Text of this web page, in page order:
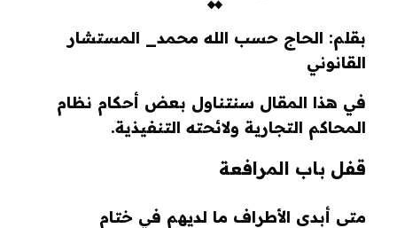
بقلم: الحاج حسب الله محمد_ المستشار
القانوني
في هذا المقال سنتناول بعض أحكام نظام
المحاكم التجارية ولائحته التنفيذية.
قفل باب المرافعة
متى أبدى الأطراف ما لديهم في ختام